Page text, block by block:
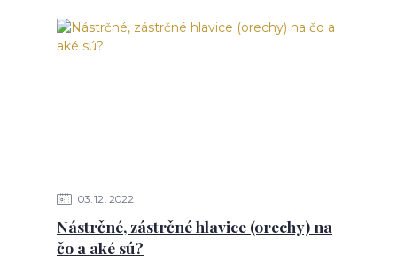
03 12 2022
Nástrčné, zástrčné hlavice (orechy) na
čo a aké sú?